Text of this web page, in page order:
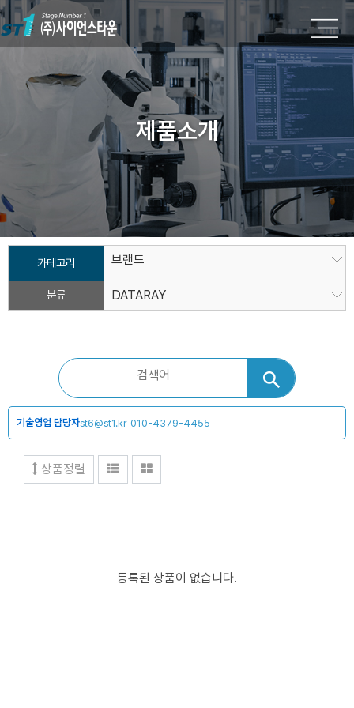
제품소개
카테고리 브랜드
분류 DATARAY
기술영업 담당자st6@st1.kr 010-4379-4455
상품정렬
등록된 상품이 없습니다.